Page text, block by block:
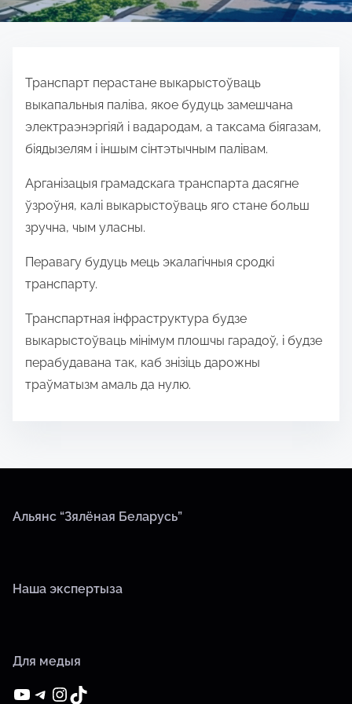
Транспарт перастане выкарыстоўваць
выкапальныя паліва, якое будуць замешчана
электраэнэргіяй і вадародам, а таксама біягазам,
біядызелям і іншым сінтэтычным палівам.
Арганізацыя грамадскага транспарта дасягне
ўзроўня, калі выкарыстоўваць яго стане больш
зручна, чым уласны.
Перавагу будуць мець экалагічныя сродкі
транспарту.
Транспартная інфраструктура будзе
выкарыстоўваць мінімум плошчы гарадоў, і будзе
перабудавана так, каб знізіць дарожны
траўматызм амаль да нулю.
Альянс “Зялёная Беларусь”
Наша экспертыза
Для медыя
YouTube Telegram InstagramTikTok